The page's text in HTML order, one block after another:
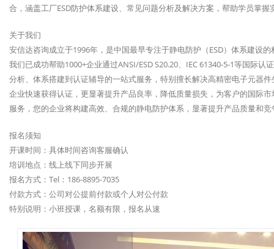
合，涵盖工厂ESD防护体系建设、常见问题分析及解决方案，帮助学员掌握
关于我们
安信达咨询成立于1996年，是中国最早专注于静电防护（ESD）体系建设
我们已成功帮助1000+企业通过ANSI/ESD S20.20、IEC 61340-5-1等国际
分析、体系搭建到认证辅导的一站式服务，特别擅长解决高精密电子元器
企业快速获得认证，更显著提升产品良率，降低质量损失，为客户的国际
服务，您的企业将构建高效、合规的静电防护体系，显著提升产品质量和
报名须知
开课时间：具体时间咨询客服确认
培训地点：线上线下同步开展
报名方式：Tel：186-8895-7035
付款方式：公司对公提前付款或个人对公付款
特别说明：小班授课，名额有限，报名从速